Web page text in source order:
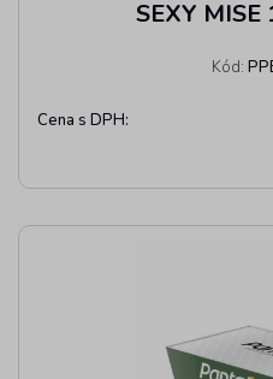
SEXY
Kód:
Cena s DPH: